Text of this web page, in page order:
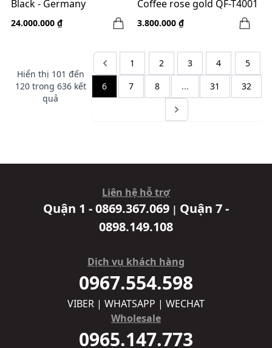
Black - Germany
24.000.000 ₫
Coffee rose gold QF-T4001
3.800.000 ₫
Hiển thị 101 đến
120trong 636kết
quả
1 2 3 4
5
6
7 8 ... 31 32
Liên hệ hỗ trợ
Quận 1 - 0869.367.069 | Quận 7 -
0898.149.108
Dịch vụ khách hàng
0967.554.598
VIBER | WHATSAPP | WECHAT
Wholesale
0965.147.773